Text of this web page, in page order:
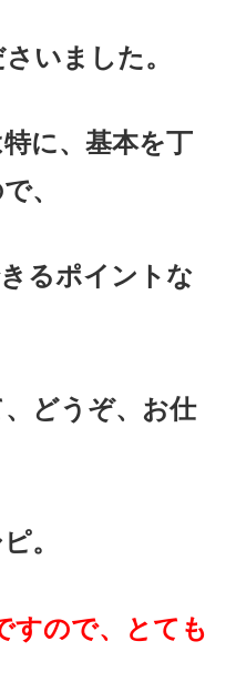
いました。
に、基本を丁
、
るポイントな
どうぞ、お仕
。
すので、とても